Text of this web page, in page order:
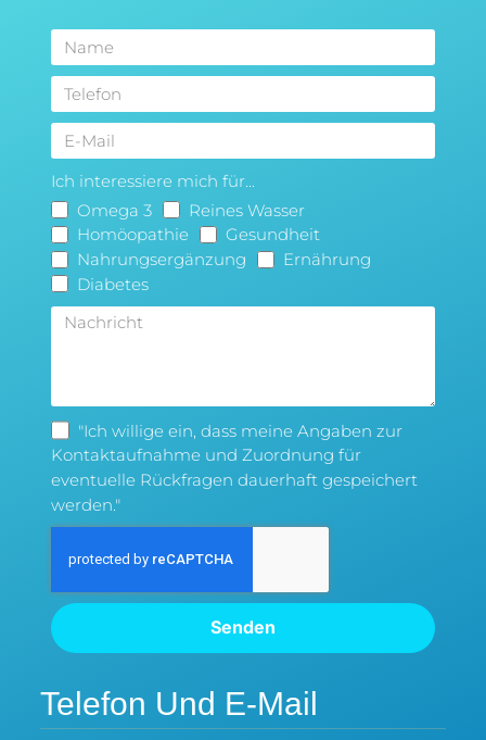
Ich interessiere mich für...
Omega 3
Reines Wasser
Homöopathie
Gesundheit
Nahrungsergänzung
Ernährung
Diabetes
"Ich willige ein, dass meine Angaben zur
Kontaktaufnahme und Zuordnung für
eventuelle Rückfragen dauerhaft gespeichert
werden."
Senden
Telefon Und E-Mail